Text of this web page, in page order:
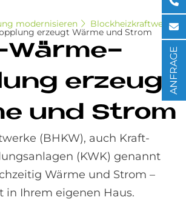
modernisieren Blockheizkraftwerk
erzeugt Wärme und Strom
er­zeu­gt
und Strom
(BHKW), auch Kraft-
(KWK) genannt
Wärme und Strom –
in Ihrem eigenen Haus.
ANFRAGE